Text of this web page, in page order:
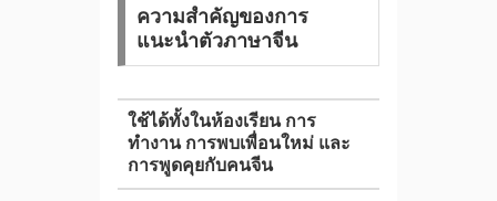
ความสำคัญของการ
แนะนำตัวภาษาจีน
ใช้ได้ทั้งในห้องเรียน การ
ทำงาน การพบเพื่อนใหม่ และ
การพูดคุยกับคนจีน